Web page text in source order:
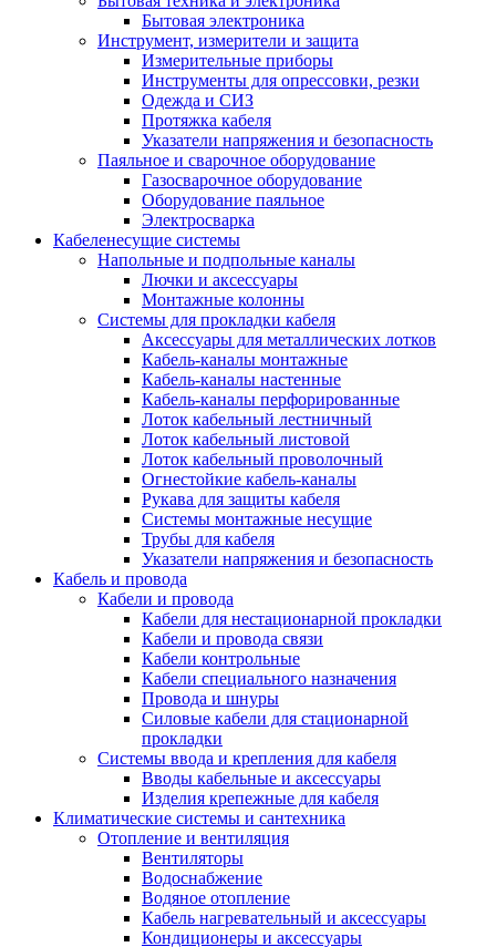
Бытовая электроника
Инструмент, измерители и защита
Измерительные приборы
Инструменты для опрессовки, резки
Одежда и СИЗ
Протяжка кабеля
Указатели напряжения и безопасность
Паяльное и сварочное оборудование
Газосварочное оборудование
Оборудование паяльное
Электросварка
Кабеленесущие системы
Напольные и подпольные каналы
Лючки и аксессуары
Монтажные колонны
Системы для прокладки кабеля
Аксессуары для металлических лотков
Кабель-каналы монтажные
Кабель-каналы настенные
Кабель-каналы перфорированные
Лоток кабельный лестничный
Лоток кабельный листовой
Лоток кабельный проволочный
Огнестойкие кабель-каналы
Рукава для защиты кабеля
Системы монтажные несущие
Трубы для кабеля
Указатели напряжения и безопасность
Кабель и провода
Кабели и провода
Кабели для нестационарной прокладки
Кабели и провода связи
Кабели контрольные
Кабели специального назначения
Провода и шнуры
Силовые кабели для стационарной
прокладки
Системы ввода и крепления для кабеля
Вводы кабельные и аксессуары
Изделия крепежные для кабеля
Климатические системы и сантехника
Отопление и вентиляция
Вентиляторы
Водоснабжение
Водяное отопление
Кабель нагревательный и аксессуары
Кондиционеры и аксессуары